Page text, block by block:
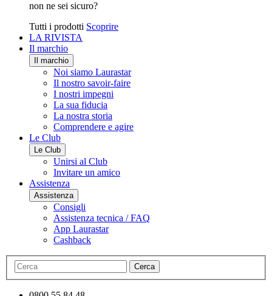
non ne sei sicuro?
Tutti i prodotti Scoprire
LA RIVISTA
Il marchio
Il marchio
Noi siamo Laurastar
Il nostro savoir-faire
I nostri impegni
La sua fiducia
La nostra storia
Comprendere e agire
Le Club
Le Club
Unirsi al Club
Invitare un amico
Assistenza
Assistenza
Consigli
Assistenza tecnica / FAQ
App Laurastar
Cashback
Cerca